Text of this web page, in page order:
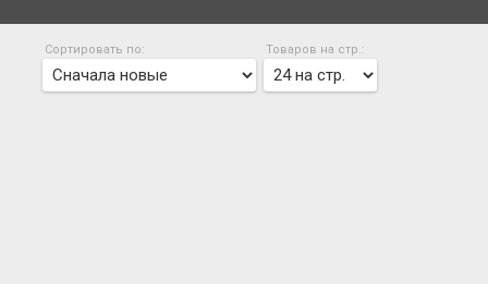
Сортировать по: Товаров на стр.: